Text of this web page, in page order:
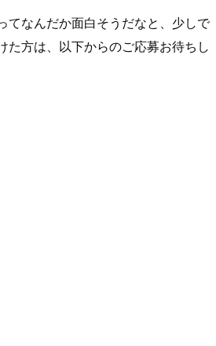
てなんだか面白そうだなと、少しで
た方は、以下からのご応募お待ちし